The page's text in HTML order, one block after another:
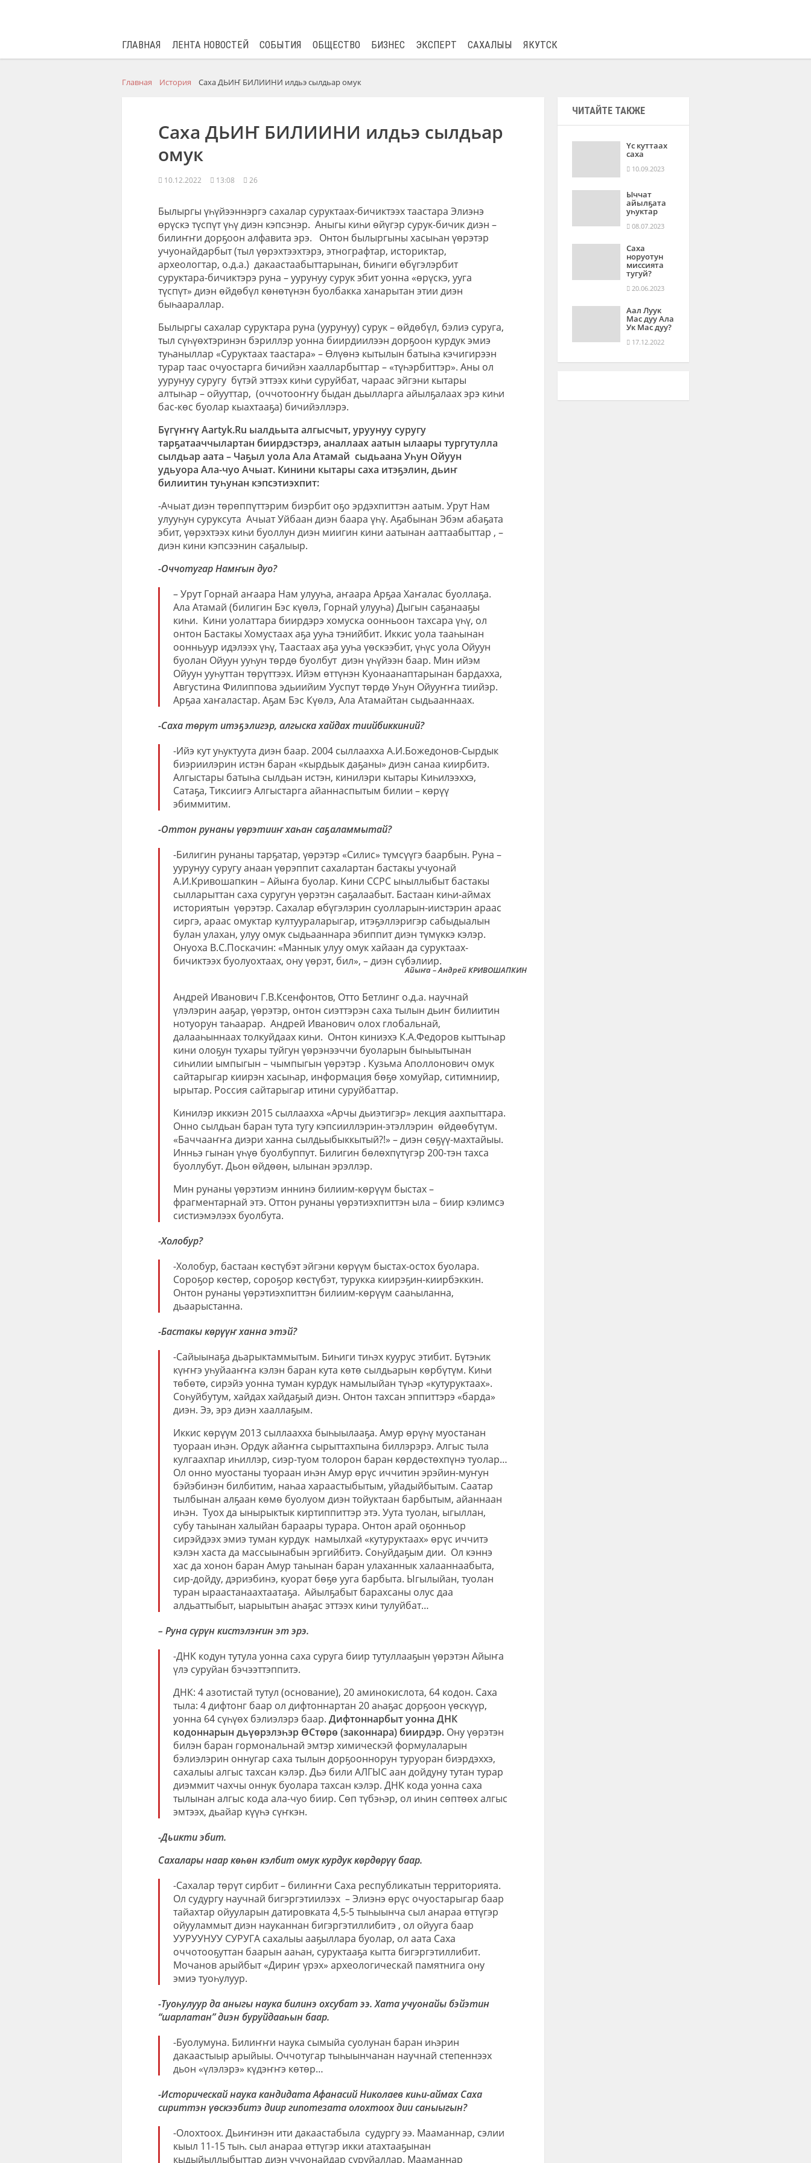
ГЛАВНАЯ ЛЕНТА НОВОСТЕЙ СОБЫТИЯ ОБЩЕСТВО БИЗНЕС ЭКСПЕРТ САХАЛЫЫ ЯКУТСК
Главная История Саха ДЬИҤ БИЛИИНИ илдьэ сылдьар омук
Саха ДЬИҤ БИЛИИНИ илдьэ сылдьар
омук
10.12.2022 13:08 26
Былыргы үһүйээннэргэ сахалар суруктаах-бичиктээх таастара Элиэнэ
өрүскэ түспүт үһү диэн кэпсэнэр. Аныгы киһи өйүгэр сурук-бичик диэн –
билиҥҥи дорҕоон алфавита эрэ.
Онтон былыргыны хасыһан үөрэтэр
учуонайдарбыт (тыл үөрэхтээхтэрэ, этнографтар, историктар,
археологтар, о.д.а.) дакаастаабыттарынан, биһиги өбүгэлэрбит
суруктара-бичиктэрэ руна – уурунуу сурук эбит уонна «өрүскэ, ууга
түспүт» диэн өйдөбүл көнөтүнэн буолбакка ханарытан этии диэн
быһаараллар.
Былыргы сахалар суруктара руна (уурунуу) сурук – өйдөбүл, бэлиэ суруга,
тыл сүһүөхтэринэн бэриллэр уонна биирдиилээн дорҕоон курдук эмиэ
туһаныллар «Суруктаах таастара» – Өлүөнэ кытылын батыһа кэчигирээн
турар таас очуостарга бичийэн хаалларбыттар – «түһэрбиттэр». Аны ол
уурунуу суругу бүтэй эттээх киһи суруйбат, чараас эйгэни кытары
алтыһар – ойууттар, (оччотооҥҥу быдан дьылларга айылҕалаах эрэ киһи
бас-көс буолар кыахтааҕа) бичийэллэрэ.
Бүгүҥҥү Aartyk.Ru ыалдьыта алгысчыт, уруунуу суругу
тарҕатааччылартан биирдэстэрэ, аналлаах аатын ылаары тургутулла
сылдьар аата – Чаҕыл уола Ала Атамай сыдьаана Уһун Ойуун
удьуора Ала-чуо Ачыат. Кинини кытары саха итэҕэлин, дьиҥ
билиитин туһунан кэпсэтиэхпит:
-Ачыат диэн төрөппүттэрим биэрбит оҕо эрдэхпиттэн аатым. Урут Нам
улууһун суруксута Ачыат Уйбаан диэн баара үһү. Аҕабынан Эбэм абаҕата
эбит, үөрэхтээх киһи буоллун диэн миигин кини аатынан ааттаабыттар , –
диэн кини кэпсээнин саҕалыыр.
-Оччотугар Намҥын дуо?
– Урут Горнай аҥаара Нам улууһа, аҥаара Арҕаа Хаҥалас буоллаҕа.
Ала Атамай (билигин Бэс күөлэ, Горнай улууһа) Дыгын саҕанааҕы
киһи. Кини уолаттара биирдэрэ хомуска оонньоон тахсара үһү, ол
онтон Бастакы Хомустаах аҕа ууһа тэнийбит. Иккис уола тааһынан
оонньуур идэлээх үһү, Таастаах аҕа ууһа үөскээбит, үһүс уола Ойуун
буолан Ойуун ууһун төрдө буолбут диэн үһүйээн баар. Мин ийэм
Ойуун ууһуттан төрүттээх. Ийэм өттүнэн Куонаанаптарынан бардахха,
Августина Филиппова эдьиийим Ууспут төрдө Уһун Ойууҥҥа тиийэр.
Арҕаа хаҥаластар. Аҕам Бэс Күөлэ, Ала Атамайтан сыдьааннаах.
-Саха төрүт итэҕэлигэр, алгыска хайдах тиийбиккиний?
-Ийэ кут уһуктуута диэн баар. 2004 сыллаахха А.И.Божедонов-Сырдык
биэриилэрин истэн баран «кырдьык даҕаны» диэн санаа киирбитэ.
Алгыстары батыһа сылдьан истэн, кинилэри кытары Киһилээххэ,
Сатаҕа, Тиксиигэ Алгыстарга айаннаспытым билии – көрүү
эбиммитим.
-Оттон рунаны үөрэтииҥ хаһан саҕаламмытай?
-Билигин рунаны тарҕатар, үөрэтэр «Силис» түмсүүгэ баарбын. Руна –
уурунуу суругу анаан үөрэппит сахалартан бастакы учуонай
А.И.Кривошапкин – Айыҥа буолар. Кини ССРС ыһыллыбыт бастакы
сылларыттан саха суругун үөрэтэн саҕалаабыт. Бастаан киһи-аймах
историятын үөрэтэр. Сахалар өбүгэлэрин суолларын-иистэрин араас
сиргэ, араас омуктар култуураларыгар, итэҕэллэригэр сабыдыалын
булан улахан, улуу омук сыдьааннара эбиппит диэн түмүккэ кэлэр.
Онуоха В.С.Поскачин: «Маннык улуу омук хайаан да суруктаах-
бичиктээх буолуохтаах, ону үөрэт, бил», – диэн сүбэлиир.
Айыҥа – Андрей КРИВОШАПКИН
Андрей Иванович Г.В.Ксенфонтов, Отто Бетлинг о.д.а. научнай
үлэлэрин ааҕар, үөрэтэр, онтон сиэттэрэн саха тылын дьиҥ билиитин
нотуорун таһаарар. Андрей Иванович олох глобальнай,
далааһыннаах толкуйдаах киһи. Онтон киниэхэ К.А.Федоров кыттыһар
кини олоҕун тухары туйгун үөрэнээччи буоларын быһыытынан
сиһилии ымпыгын – чымпыгын үөрэтэр . Кузьма Аполлонович омук
сайтарыгар киирэн хасыһар, информация бөҕө хомуйар, ситимниир,
ырытар. Россия сайтарыгар итини суруйбаттар.
Кинилэр иккиэн 2015 сыллаахха «Арчы дьиэтигэр» лекция аахпыттара.
Онно сылдьан баран тута тугу кэпсииллэрин-этэллэрин өйдөөбүтүм.
«Баччааҥҥа диэри ханна сылдьыбыккытый?!» – диэн сөҕүү-махтайыы.
Инньэ гынан үһүө буолбуппут. Билигин бөлөхпүтүгэр 200-тэн тахса
буоллубут. Дьон өйдөөн, ылынан эрэллэр.
Мин рунаны үөрэтиэм иннинэ билиим-көрүүм быстах –
фрагментарнай этэ. Оттон рунаны үөрэтиэхпиттэн ыла – биир кэлимсэ
систиэмэлээх буолбута.
-Холобур?
-Холобур, бастаан көстүбэт эйгэни көрүүм быстах-остох буолара.
Сороҕор көстөр, сороҕор көстүбэт, турукка киирэҕин-киирбэккин.
Онтон рунаны үөрэтиэхпиттэн билиим-көрүүм сааһыланна,
дьаарыстанна.
-Бастакы көрүүҥ ханна этэй?
-Сайыынаҕа дьарыктаммытым. Биһиги тиһэх куурус этибит. Бүтэһик
күҥҥэ уһуйааҥҥа кэлэн баран кута көтө сылдьарын көрбүтүм. Киһи
төбөтө, сирэйэ уонна туман курдук намылыйан түһэр «кутуруктаах».
Соһуйбутум, хайдах хайдаҕый диэн. Онтон тахсан эппиттэрэ «барда»
диэн. Ээ, эрэ диэн хааллаҕым.
Иккис көрүүм 2013 сыллаахха быһыылааҕа. Амур өрүһү муостанан
туораан иһэн. Ордук айаҥҥа сырыттахпына биллэрэрэ. Алгыс тыла
кулгаахпар иһиллэр, сиэр-туом толорон баран көрдөстөхпүнэ туолар…
Ол онно муостаны туораан иһэн Амур өрүс иччитин эрэйин-муҥун
бэйэбинэн билбитим, наһаа хараастыбытым, уйадыйбытым. Саатар
тылбынан алҕаан көмө буолуом диэн тойуктаан барбытым, айаннаан
иһэн. Туох да ынырыктык киртиппиттэр этэ. Уута туолан, ыгыллан,
субу таһынан халыйан бараары турара. Онтон арай оҕонньор
сирэйдээх эмиэ туман курдук намылхай «кутуруктаах» өрүс иччитэ
кэлэн хаста да массыынабын эргийбитэ. Соһуйдаҕым дии. Ол кэннэ
хас да хонон баран Амур таһынан баран улаханнык халааннаабыта,
сир-дойду, дэриэбинэ, куорат бөҕө ууга барбыта. Ыгылыйан, туолан
туран ыраастанаахтаатаҕа. Айылҕабыт барахсаны олус даа
алдьаттыбыт, ыарыытын аһаҕас эттээх киһи тулуйбат…
– Руна сүрүн кистэлэҥин эт эрэ.
-ДНК кодун тутула уонна саха суруга биир тутуллааҕын үөрэтэн Айыҥа
үлэ суруйан бэчээттэппитэ.
ДНК: 4 азотистай тутул (основание), 20 аминокислота, 64 кодон. Саха
тыла: 4 дифтонг баар ол дифтоннартан 20 аһаҕас дорҕоон үөскүүр,
уонна 64 сүһүөх бэлиэлэрэ баар.Дифтоннарбыт уонна ДНК
кодоннарын дьүөрэлэһэр ӨСтөрө (законнара) биирдэр. Ону үөрэтэн
билэн баран гормональнай эмтэр химическэй формулаларын
бэлиэлэрин оннугар саха тылын дорҕооннорун туруоран биэрдэххэ,
сахалыы алгыс тахсан кэлэр. Дьэ били АЛГЫС аан дойдуну тутан турар
диэммит чахчы оннук буолара тахсан кэлэр. ДНК кода уонна саха
тылынан алгыс кода ала-чуо биир. Сөп түбэһэр, ол иһин сөптөөх алгыс
эмтээх, дьайар күүһэ сүҥкэн.
-Дьикти эбит.
Сахалары наар көһөн кэлбит омук курдук көрдөрүү баар.
-Сахалар төрүт сирбит – билиҥҥи Саха республикатын территорията.
Ол судургу научнай бигэргэтиилээх – Элиэнэ өрүс очуостарыгар баар
тайахтар ойууларын датировката 4,5-5 тыһыынча сыл анараа өттүгэр
ойууламмыт диэн науканнан бигэргэтиллибитэ , ол ойууга баар
УУРУУНУУ СУРУГА сахалыы ааҕыллара буолар, ол аата Саха
оччотооҕуттан баарын ааһан, суруктааҕа кытта бигэргэтиллибит.
Мочанов арыйбыт «Дириҥ үрэх» археологическай памятнига ону
эмиэ туоһулуур.
-Туоһулуур да аныгы наука билинэ охсубат ээ. Хата учуонайы бэйэтин
“шарлатан” диэн буруйдааһын баар.
-Буолумуна. Билиҥҥи наука сымыйа суолунан баран иһэрин
дакаастыыр арыйыы. Оччотугар тыһыынчанан научнай степеннээх
дьон «үлэлэрэ» күдэҥҥэ көтөр…
-Историческай наука кандидата Афанасий Николаев киһи-аймах Саха
сириттэн үөскээбитэ диир гипотезата олохтоох дии саныыгын?
-Олохтоох. Дьиҥинэн ити дакаастабыла судургу ээ. Мааманнар, сэлии
кыыл 11-15 тыһ. сыл анараа өттүгэр икки атахтааҕынан
кыдыйыллыбыттар диэн учуонайдар суруйаллар. Мааманнар
ЧИТАЙТЕ ТАКЖЕ
Үс куттаах
саха
10.09.2023
Ыччат
айылҕата
уһуктар
08.07.2023
Саха
норуотун
миссията
тугуй?
20.06.2023
Аал Луук
Мас дуу Ала
Ук Мас дуу?
17.12.2022